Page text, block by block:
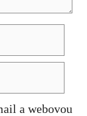
a webovou